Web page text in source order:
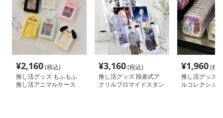
¥2,160(税込)
推し活グッズ もふもふ
推し活アニマルケース
¥3,160(税込)
推し活グッズ 段差式ア
クリルプロマイドスタン
¥1,960(税
推し活グッズ
ルコレクショ